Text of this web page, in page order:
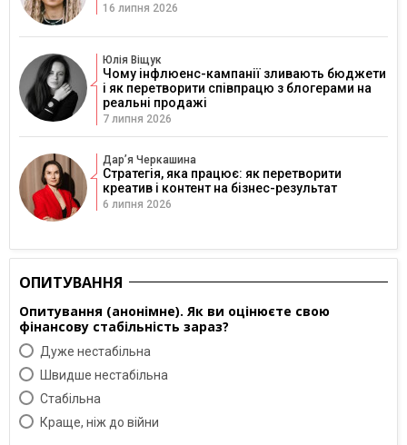
16 липня 2026
Юлія Віщук
Чому інфлюенс-кампанії зливають бюджети
і як перетворити співпрацю з блогерами на
реальні продажі
7 липня 2026
Дарʼя Черкашина
Стратегія, яка працює: як перетворити
креатив і контент на бізнес-результат
6 липня 2026
ОПИТУВАННЯ
Опитування (анонімне). Як ви оцінюєте свою
фінансову стабільність зараз?
Дуже нестабільна
Швидше нестабільна
Cтабільна
Краще, ніж до війни